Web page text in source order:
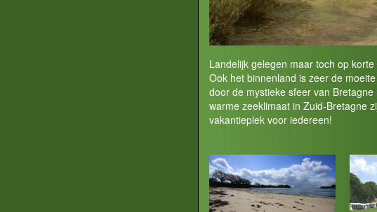
Landelijk gelegen maar toch op
Ook het binnenland is zeer de
door de mystieke sfeer van
warme zeeklimaat in Zuid-Bretagne
vakantieplek voor iedereen!